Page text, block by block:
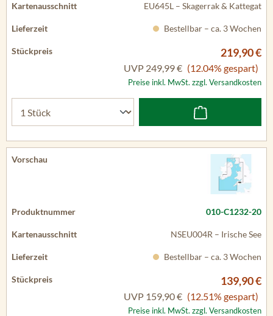
EU645L – Skagerrak & Kattegat
Bestellbar – ca. 3 Wochen
219,90 €
UVP 249,99 € (12.04% gespart)
Preise inkl. MwSt. zzgl. Versandkosten
010-C1232-20
NSEU004R – Irische See
Bestellbar – ca. 3 Wochen
139,90 €
UVP 159,90 € (12.51% gespart)
Preise inkl. MwSt. zzgl. Versandkosten